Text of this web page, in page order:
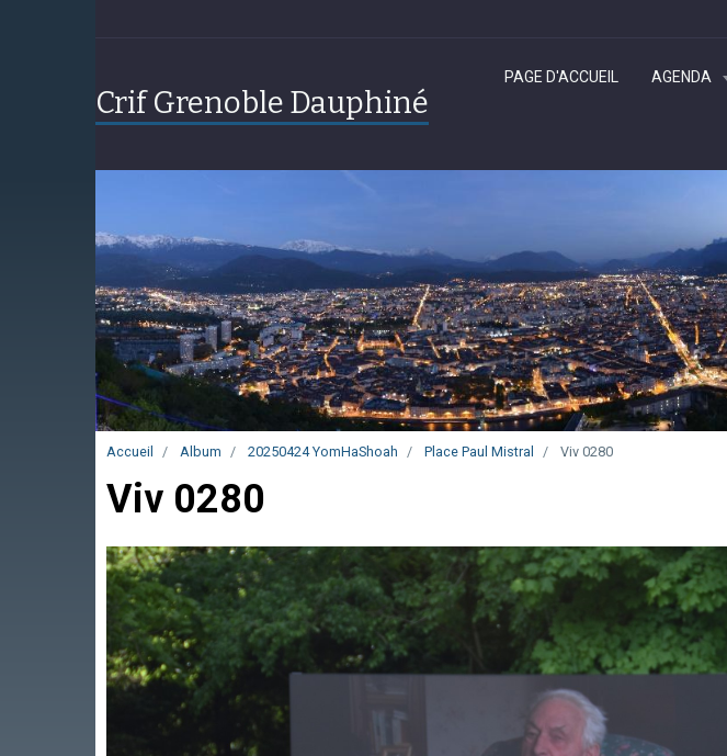
Crif Grenoble Dauphiné
PAGE D'ACCUEIL AGENDA
Accueil Album 20250424 YomHaShoah Place Paul Mistral Viv 0280
Viv 0280